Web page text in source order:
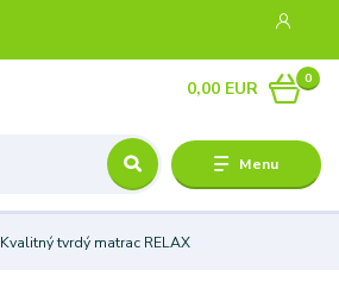
Menu
0
0,00 EUR
Kvalitný tvrdý matrac RELAX